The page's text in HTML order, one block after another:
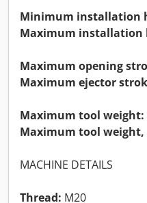
Minimum installation
Maximum installation
Maximum opening
Maximum ejector
Maximum tool weight:
Maximum tool weight,
MACHINE DETAILS
Thread: M20